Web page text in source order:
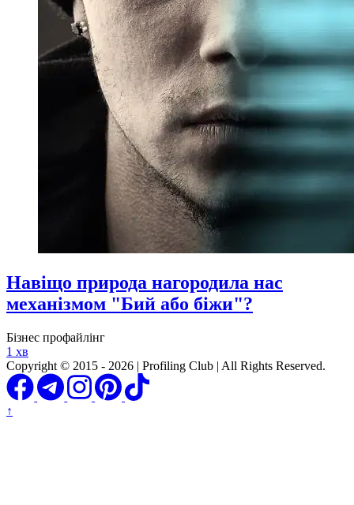
Навіщо природа нагородила нас
механізмом "Бий або біжи"?
Бізнес профайлінг
1 хв
Copyright © 2015 - 2026 | Profiling Club | All Rights Reserved.
↑